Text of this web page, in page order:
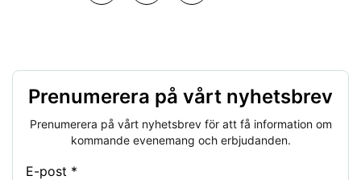
Prenumerera på vårt nyhetsbrev
Prenumerera på vårt nyhetsbrev för att få information om
kommande evenemang och erbjudanden.
E-post *